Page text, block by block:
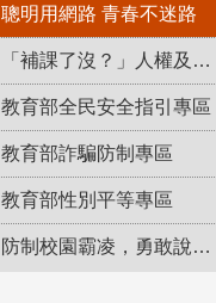
聰明用網路 青春不迷路
「補課了沒？」人權及轉型正義教育專區
教育部全民安全指引專區
教育部詐騙防制專區
教育部性別平等專區
防制校園霸凌，勇敢說出來！